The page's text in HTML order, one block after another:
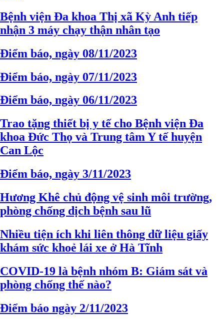
Bệnh viện Đa khoa Thị xã Kỳ Anh tiếp
nhận 3 máy chạy thận nhân tạo
Điểm báo, ngày 08/11/2023
Điểm báo, ngày 07/11/2023
Điểm báo, ngày 06/11/2023
Trao tặng thiết bị y tế cho Bệnh viện Đa
khoa Đức Thọ và Trung tâm Y tế huyện
Can Lộc
Điểm báo, ngày 3/11/2023
Hương Khê chủ động vệ sinh môi trường,
phòng chống dịch bệnh sau lũ
Nhiều tiện ích khi liên thông dữ liệu giấy
khám sức khoẻ lái xe ở Hà Tĩnh
COVID-19 là bệnh nhóm B: Giám sát và
phòng chống thế nào?
Điểm báo ngày 2/11/2023